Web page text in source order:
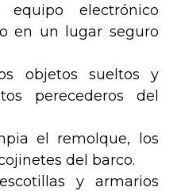
equipo electrónico
en un lugar seguro
objetos sueltos y
perecederos del
el remolque, los
del barco.
y armarios